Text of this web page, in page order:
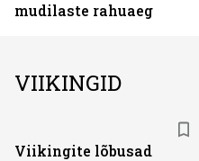
mudilaste rahuaeg
VIIKINGID
Viikingite lõbusad